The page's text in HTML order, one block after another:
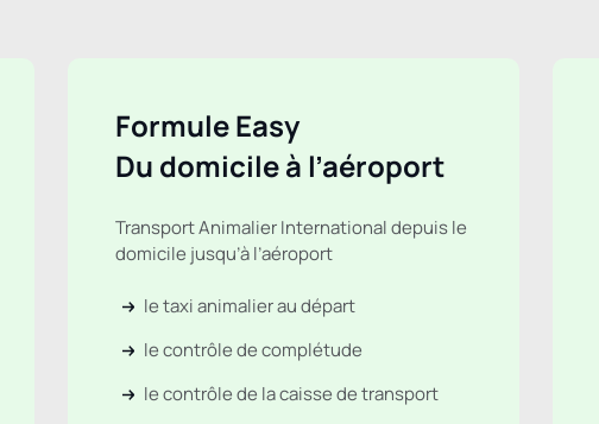
Formule Easy
Du domicile à l’aéroport
Transport Animalier International depuis le
domicile jusqu’à l’aéroport
le taxi animalier au départ
le contrôle de complétude
le contrôle de la caisse de transport